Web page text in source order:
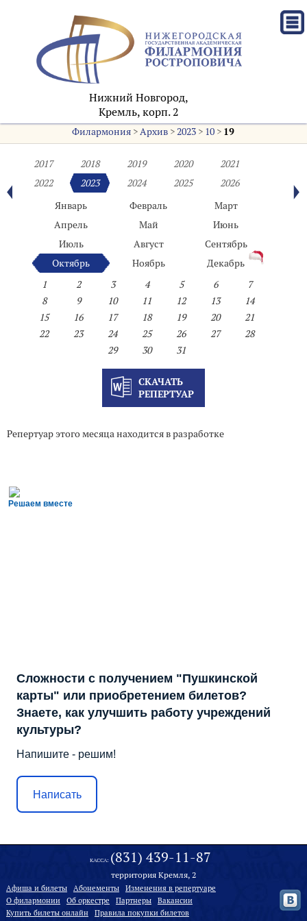
Нижний Новгород,
Кремль, корп. 2
Филармония >Архив >2023 > 10 > 19
2017 2018 2019 2020
2021
2022
2023 2024 2025
2026
Январь
Февраль
Март
Апрель
Май
Июнь
Июль
Август
Сентябрь
Октябрь
Ноябрь
Декабрь
1
2 3 4 5 6
7
8
9 10 11 12 13
14
15
16 17 18 19 20
21
22
23 24 25 26 27
28
29
30 31
СКАЧАТЬ
РЕПЕРТУАР
Репертуар этого месяца находится в разработке
Решаем вместе
Сложности с получением "Пушкинской
карты" или приобретением билетов?
Знаете, как улучшить работу учреждений
культуры?
Напишите - решим!
Написать
КАССА: (831) 439-11-87
территория Кремля, 2
Афиша и билеты Абонементы
Изменения в репертуаре
О филармонии
Oб оркестре Партнеры
Вакансии
Купить билеты онлайн
Правила покупки билетов